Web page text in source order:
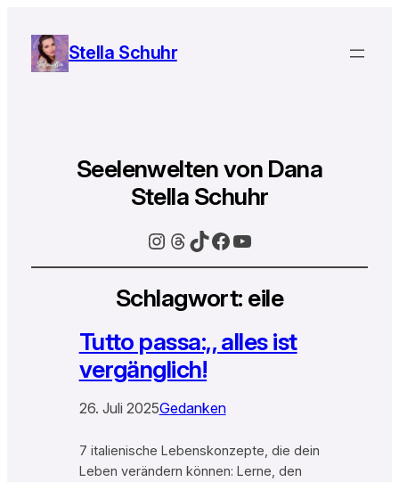
Stella Schuhr
Seelenwelten von Dana
Stella Schuhr
Instagram
Threads
TikTok
Facebook
YouTube
Schlagwort: eile
Tutto passa:,, alles ist
vergänglich!
26. Juli 2025Gedanken
7 italienische Lebenskonzepte, die dein
Leben verändern können: Lerne, den